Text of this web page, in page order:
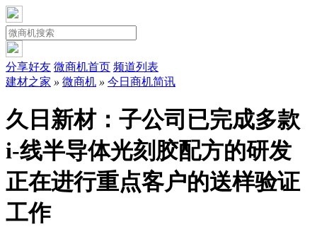
分享好友 微商机首页 频道列表
建材之家 » 微商机 » 今日商机简讯
久日新材：子公司已完成多款
i-线半导体光刻胶配方的研发
正在进行重点客户的送样验证
工作